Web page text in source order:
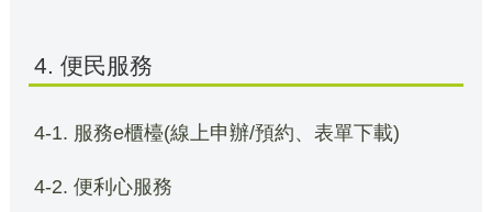
4. 便民服務
4-1. 服務e櫃檯(線上申辦/預約、表單下載)
4-2. 便利心服務